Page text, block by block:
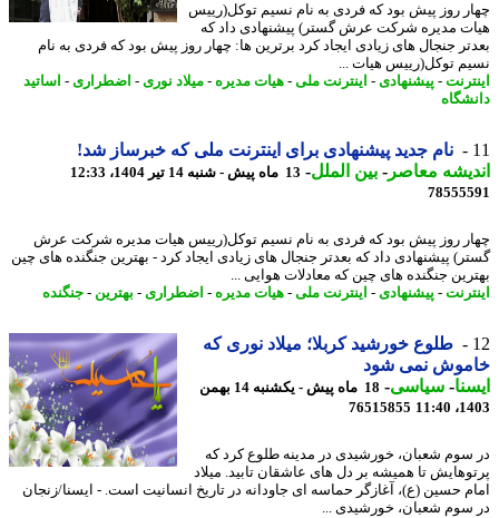
روز پیش بود که فردی به نام نسیم توکل(رییس
مدیره شرکت عرش گستر) پیشنهادی داد که
جنجال های زیادی ایجاد کرد برترین ها: چهار روز پیش بود که فردی به نام
توکل(رییس هیات ...
-پیشنهادی-اینترنت ملی -هیات مدیره-میلاد نوری- اضطراری - اساتید
نام جدید پیشنهادی برای اینترنت ملی که خبرساز شد!
معاصر-بین الملل-13 ماه پیش - شنبه 14 تیر 1404، 12:33
روز پیش بود که فردی به نام نسیم توکل(رییس هیات مدیره شرکت عرش
پیشنهادی داد که بعدتر جنجال های زیادی ایجاد کرد - بهترین جنگنده های چین
جنگنده های چین که معادلات هوایی ...
-پیشنهادی-اینترنت ملی -هیات مدیره-اضطراری - بهترین- جنگنده
طلوع خورشید کربلا؛ میلاد نوری که
نمی شود
-سیاسی-
18 ماه پیش - یکشنبه 14 بهمن
76515855
شعبان، خورشیدی در مدینه طلوع کرد که
تا همیشه بر دل های عاشقان تابید. میلاد
حسین (ع)، آغازگر حماسه ای جاودانه در تاریخ انسانیت است. - ایسنا/زنجان
شعبان، خورشیدی ...